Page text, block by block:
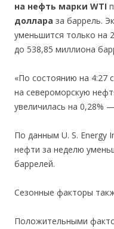
на нефть марки WTI
доллара за баррель.
уменьшится только на
до 538,85 миллиона
«По состоянию на 4:27
на североморскую
увеличилась на 0,28%
По данным U. S. Energy
нефти за неделю
баррелей.
Сезонные факторы
Положительными